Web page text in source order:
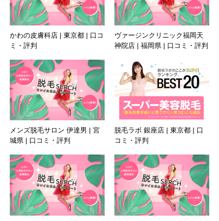
かわの皮膚科店 | 東京都 | 口コ
ミ・評判
ヴァージンクリニック福岡天
神院店 | 福岡県 | 口コミ・評判
メンズ脱毛サロン 伊達男 | 宮
城県 | 口コミ・評判
脱毛ラボ 銀座店 | 東京都 | 口
コミ・評判